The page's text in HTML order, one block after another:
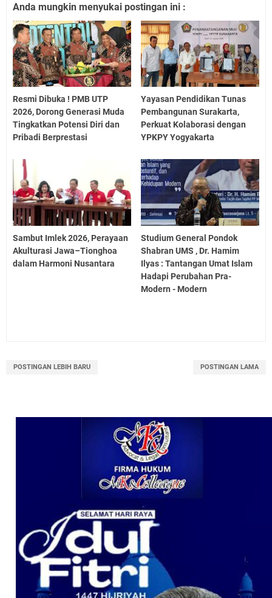
Anda mungkin menyukai postingan ini :
Resmi Dibuka ! PMB UTP
2026, Dorong Generasi Muda
Tingkatkan Potensi Diri dan
Pribadi Berprestasi
Yayasan Pendidikan Tunas
Pembangunan Surakarta,
Perkuat Kolaborasi dengan
YPKPY Yogyakarta
Sambut Imlek 2026, Perayaan
Akulturasi Jawa–Tionghoa
dalam Harmoni Nusantara
Studium General Pondok
Shabran UMS , Dr. Hamim
Ilyas : Tantangan Umat Islam
Hadapi Perubahan Pra-
Modern - Modern
POSTINGAN LEBIH BARU POSTINGAN LAMA